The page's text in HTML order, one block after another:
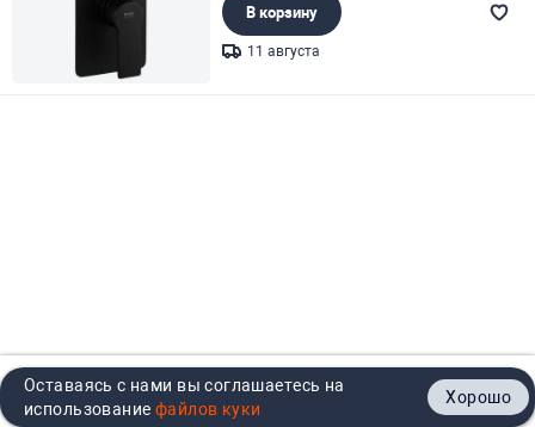
Главная Каталог Кабинет Контакты
В корзину
11 августа
Оставаясь с нами вы соглашаетесь на
использование
Хорошо